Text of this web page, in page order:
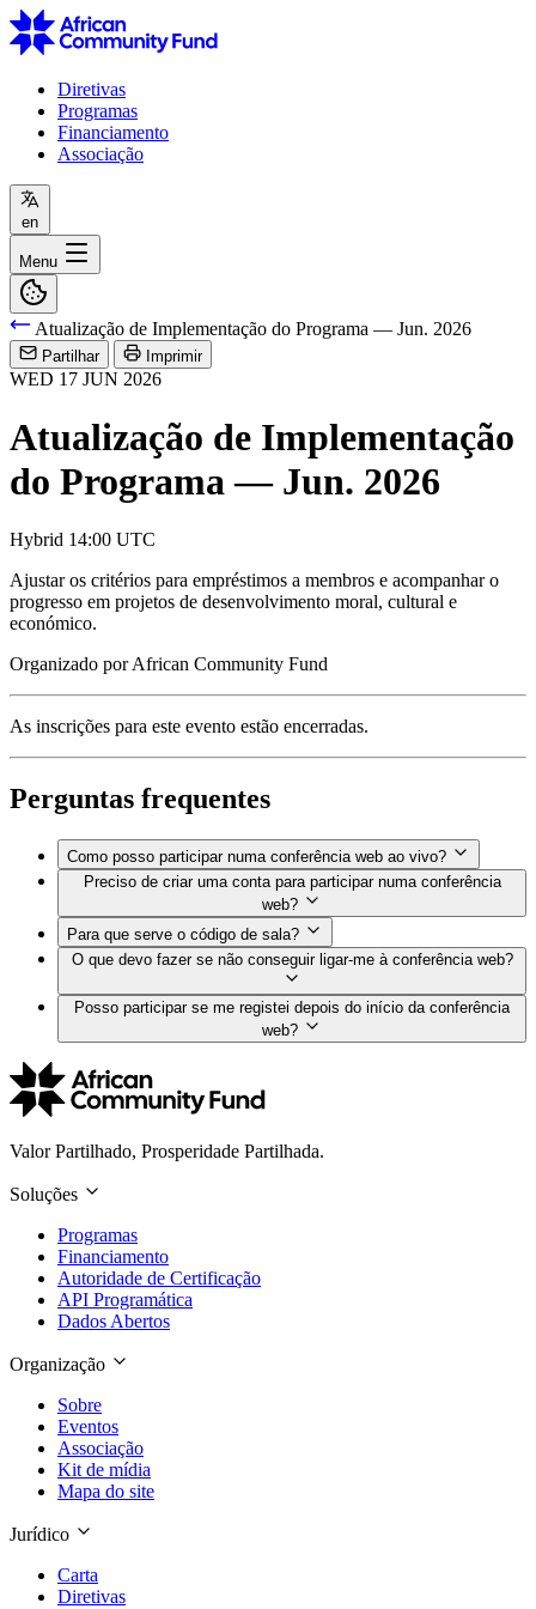
Diretivas
Programas
Financiamento
Associação
en
Menu
Atualização de Implementação do Programa — Jun. 2026
Partilhar Imprimir
WED 17 JUN 2026
Atualização de Implementação
do Programa — Jun. 2026
Hybrid 14:00 UTC
Ajustar os critérios para empréstimos a membros e acompanhar o
progresso em projetos de desenvolvimento moral, cultural e
económico.
Organizado porAfrican Community Fund
As inscrições para este evento estão encerradas.
Perguntas frequentes
Como posso participar numa conferência web ao vivo?
Preciso de criar uma conta para participar numa conferência
web?
Para que serve o código de sala?
O que devo fazer se não conseguir ligar-me à conferência web?
Posso participar se me registei depois do início da conferência
web?
Valor Partilhado, Prosperidade Partilhada.
Soluções
Programas
Financiamento
Autoridade de Certificação
API Programática
Dados Abertos
Organização
Sobre
Eventos
Associação
Kit de mídia
Mapa do site
Jurídico
Carta
Diretivas